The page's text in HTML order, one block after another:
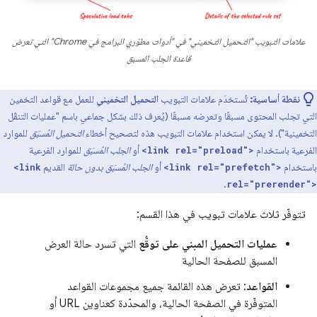
علامات التبويب "التحميل التخميني" في "أدوات مطوّري البرامج في Chrome" التي تعرض
قاعدة الجلب المسبق
نقطة أساسية: تُستخدَم علامات التبويب التحميل التخميني للعمل مع قواعد التخمين
التي تجلب المحتوى مسبقًا وتعرضه مسبقًا (يُعرف ذلك بشكل جماعي باسم "عمليات التنقّل
التخمينية"). لا يمكن استخدام علامات التبويب هذه لتصحيح أخطاءالتحميل المُسبَق للموارد
الفرعية باستخدام <link rel="preload"> أوالجلب المُسبَق للموارد الفرعية
باستخدام <link rel="prefetch"> أوالجلب المُسبَق بدون حالة القديم <link
rel="prerender">
.
تتوفّر ثلاث علامات تبويب في هذا القسم:
عمليات التحميل المبني على توقُّع التي تسرد حالة العرض
المسبق للصفحة الحالية
القواعد: تعرض هذه القائمة جميع مجموعات القواعد
المتوفّرة في الصفحة الحالية، والمحدّدة كعناوين URL أو